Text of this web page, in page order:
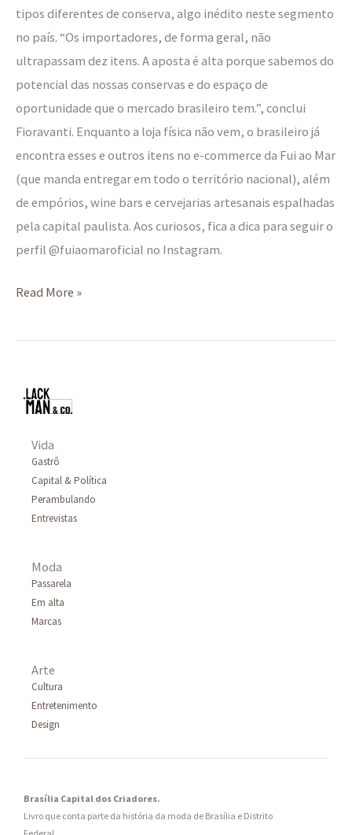
tipos diferentes de conserva, algo inédito neste segmento
no país. “Os importadores, de forma geral, não
ultrapassam dez itens. A aposta é alta porque sabemos do
potencial das nossas conservas e do espaço de
oportunidade que o mercado brasileiro tem.”, conclui
Fioravanti. Enquanto a loja física não vem, o brasileiro já
encontra esses e outros itens no e-commerce da Fui ao Mar
(que manda entregar em todo o território nacional), além
de empórios, wine bars e cervejarias artesanais espalhadas
pela capital paulista. Aos curiosos, fica a dica para seguir o
perfil @fuiaomaroficial no Instagram.
Read More »
Vida
Gastrô
Capital & Política
Perambulando
Entrevistas
Moda
Passarela
Em alta
Marcas
Arte
Cultura
Entretenimento
Design
Brasília Capital dos Criadores.
Livro que conta parte da história da moda de Brasília e Distrito